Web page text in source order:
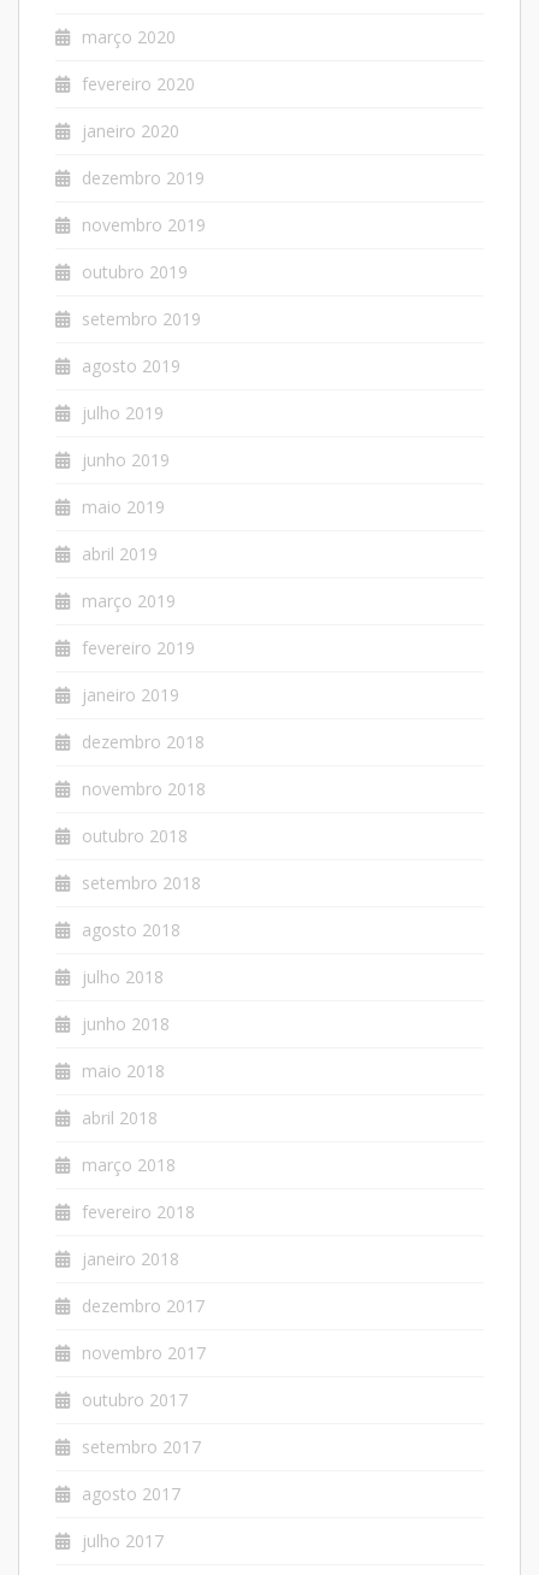
março 2020
fevereiro 2020
janeiro 2020
dezembro 2019
novembro 2019
outubro 2019
setembro 2019
agosto 2019
julho 2019
junho 2019
maio 2019
abril 2019
março 2019
fevereiro 2019
janeiro 2019
dezembro 2018
novembro 2018
outubro 2018
setembro 2018
agosto 2018
julho 2018
junho 2018
maio 2018
abril 2018
março 2018
fevereiro 2018
janeiro 2018
dezembro 2017
novembro 2017
outubro 2017
setembro 2017
agosto 2017
julho 2017